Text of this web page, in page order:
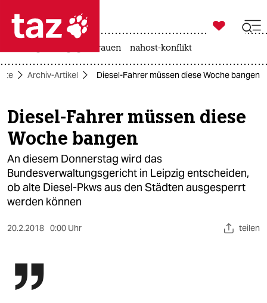
 taz zahl ich
taz zahl ich
themen
politik
öko
gesellschaft
berlin
nord

taz zahl ich
gewalt gegen frauen nahost-konflikt
Archiv-Artikel Diesel-Fahrer müssen diese Woche bangen
Diesel-Fahrer müssen diese
Woche bangen
An diesem Donnerstag wird das
Bundesverwaltungsgericht in Leipzig entscheiden,
ob alte Diesel-Pkws aus den Städten ausgesperrt
werden können
20.2.2018 0:00 Uhr teilen
